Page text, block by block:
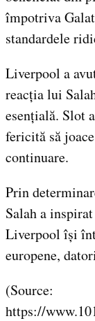
împotriva
standardele
Liverpool a
reacția lui
esențială. Slot
fericită să
continuare.
Prin
Salah a
Liverpool își
europene,
(Source:
https://